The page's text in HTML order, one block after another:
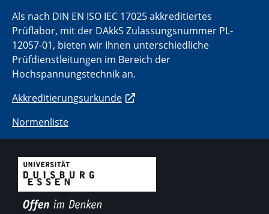
Als nach DIN EN ISO IEC 17025 akkreditiertes
Prüflabor, mit der DAkkS Zulassungsnummer PL-
12057-01, bieten wir Ihnen unterschiedliche
Prüfdienstleitungen im Bereich der
Hochspannungstechnik an.
Akkreditierungsurkunde
Normenliste